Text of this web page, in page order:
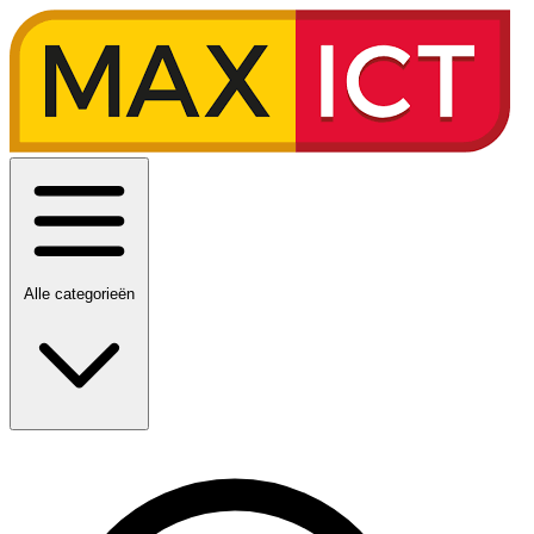
Alle categorieën